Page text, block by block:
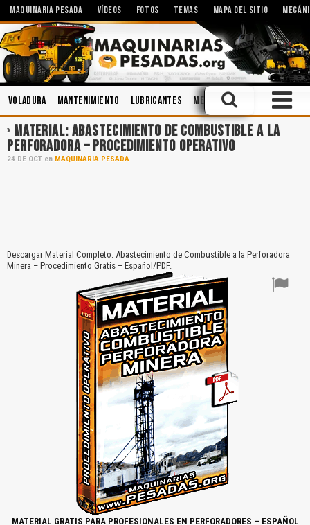
MAQUINARIA PESADA VÍDEOS FOTOS TEMAS MAPA DEL SITIO
Voladura Mantenimiento Lubricantes Mecánica Cabinas
MATERIAL: ABASTECIMIENTO DE COMBUSTIBLE A LA
PERFORADORA – PROCEDIMIENTO OPERATIVO
24 DE OCT en MAQUINARIA PESADA
Descargar Material Completo: Abastecimiento de Combustible a la Perforadora
Minera – Procedimiento Gratis – Español/PDF.
MATERIAL GRATIS PARA PROFESIONALES EN PERFORADORES – ESPAÑOL